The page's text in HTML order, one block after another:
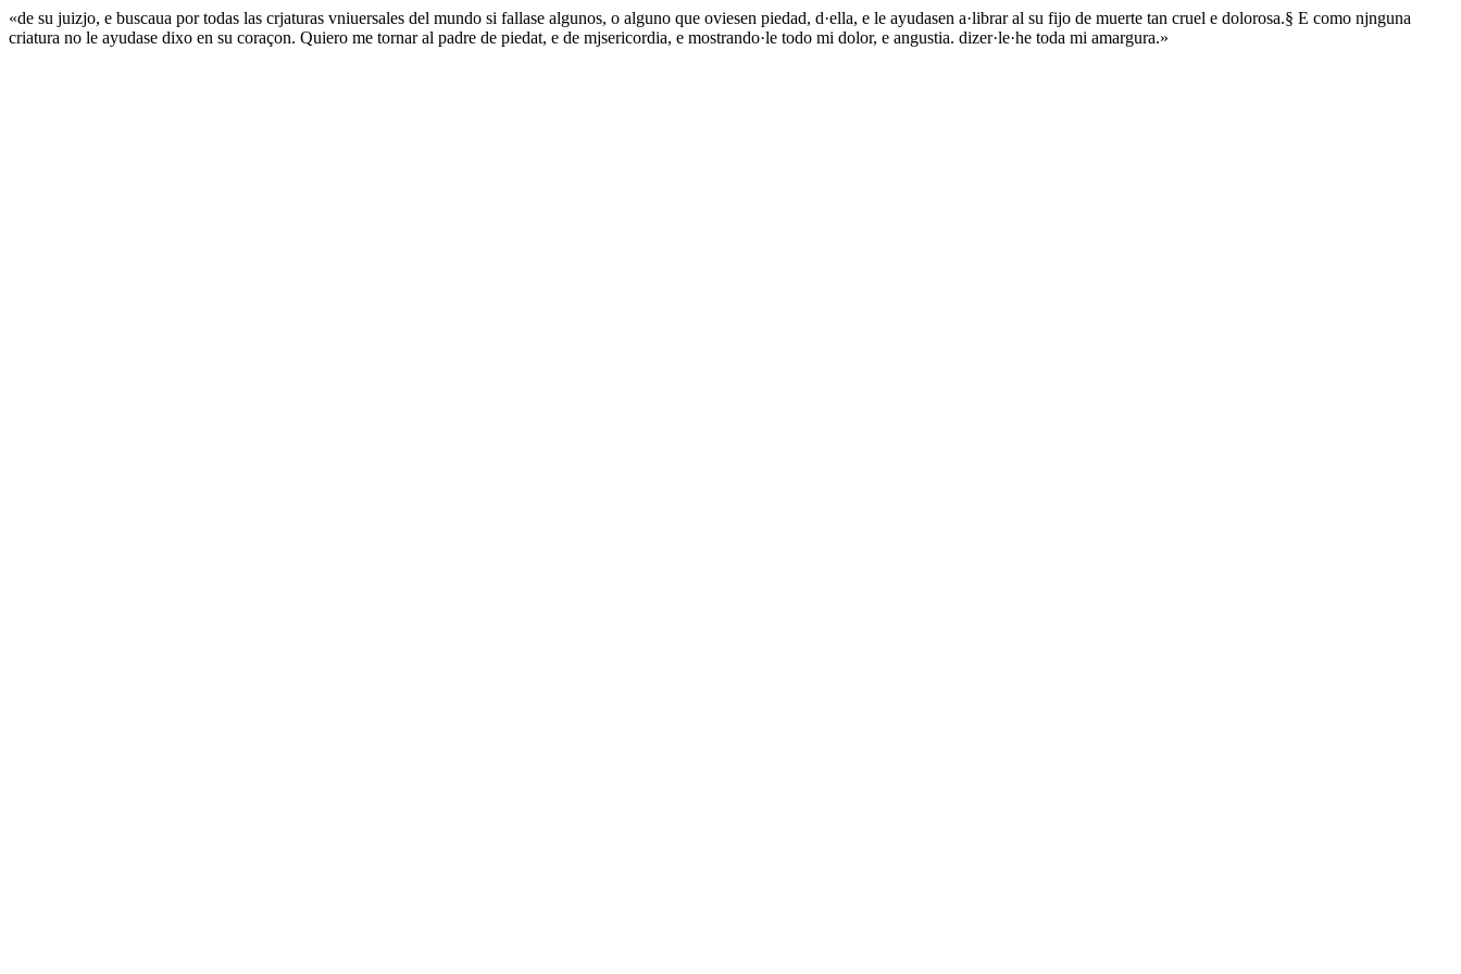
«de su juizjo, e buscaua por todas las crjaturas vniuersales del mundo si fallase algunos, o alguno que oviesen piedad, d·ella, e le ayudasen a·librar al su fijo de muerte tan cruel e dolorosa.§ E como njnguna
criatura no le ayudase dixo en su coraçon. Quiero me tornar al padre de piedat, e de mjsericordia, e mostrando·le todo mi dolor, e angustia. dizer·le·he toda mi amargura.»